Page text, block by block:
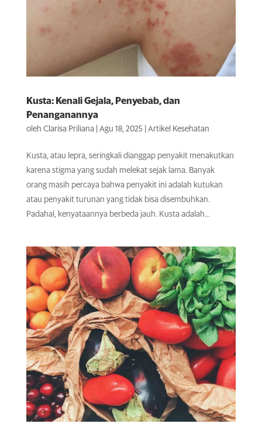
Kusta: Kenali Gejala, Penyebab, dan
Penanganannya
oleh Clarisa Priliana| Agu 18, 2025 Artikel Kesehatan
Kusta, atau lepra, seringkali dianggap penyakit menakutkan
karena stigma yang sudah melekat sejak lama. Banyak
orang masih percaya bahwa penyakit ini adalah kutukan
atau penyakit turunan yang tidak bisa disembuhkan.
Padahal, kenyataannya berbeda jauh. Kusta adalah...